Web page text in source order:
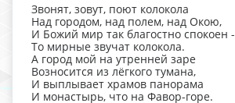
Звонят, зовут, поют колокола
Над городом, над полем, над Окою,
И Божий мир так благостно спокоен -
То мирные звучат колокола.
А город мой на утренней заре
Возносится из лёгкого тумана,
И выплывает храмов панорама
И монастырь, что на Фавор-горе.